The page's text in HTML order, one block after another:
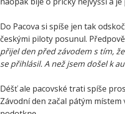
Do Pacova si spíše jen tak
českými piloty posunul.
přijel den před závodem s tím,
se přihlásil. A než jsem došel k
Déšť ale pacovské trati spíše
Závodní den začal pátým místem